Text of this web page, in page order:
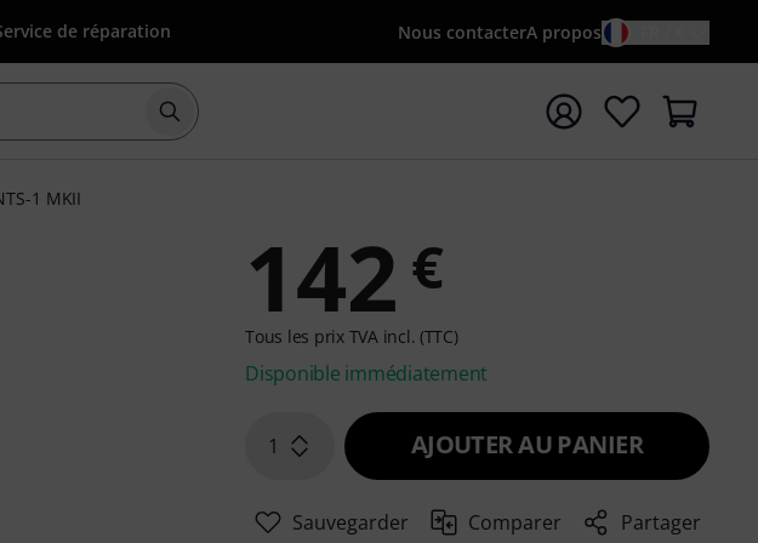
de réparation Nous contacterA propos
Démarrer la recherche avec le terme de recherche
1 MKII
142 €
Tous les prix TVA incl. (TTC)
Disponible immédiatement
1 AJOUTER AU PANIER
Sauvegarder Comparer Partager